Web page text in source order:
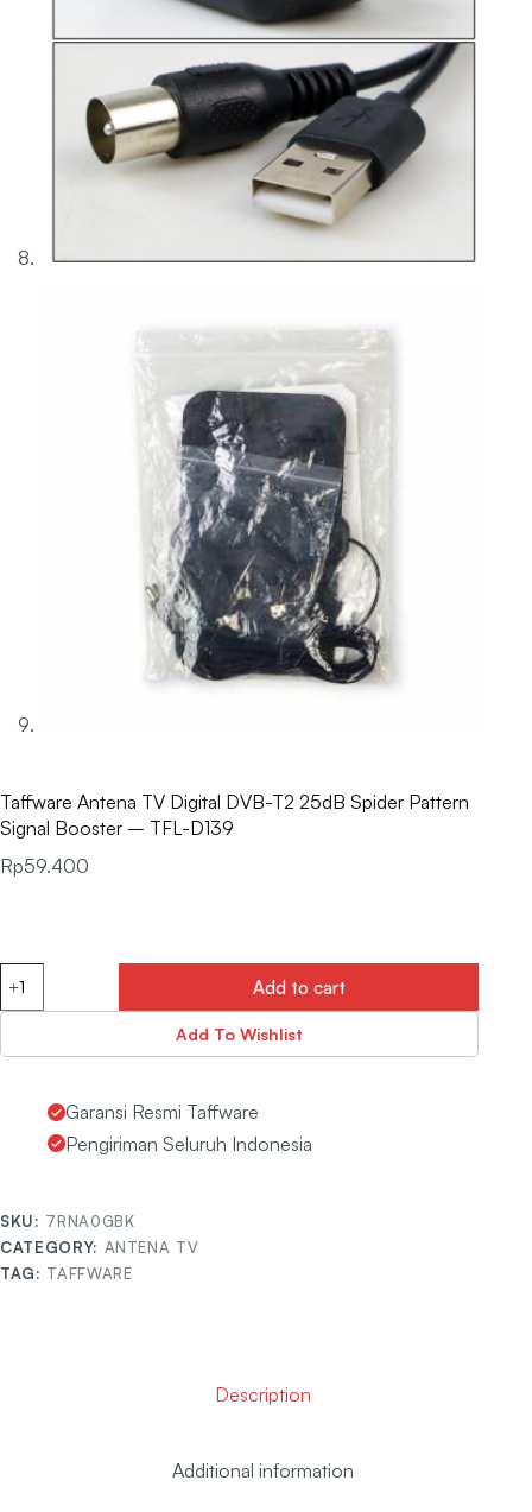
Taffware Antena TV Digital DVB-T2 25dB Spider Pattern
Signal Booster – TFL-D139
Rp59.400
Add to cart
Add To Wishlist
Garansi Resmi Taffware
Pengiriman Seluruh Indonesia
SKU: 7RNA0GBK
CATEGORY: ANTENA TV
TAG: TAFFWARE
Description
Additional information